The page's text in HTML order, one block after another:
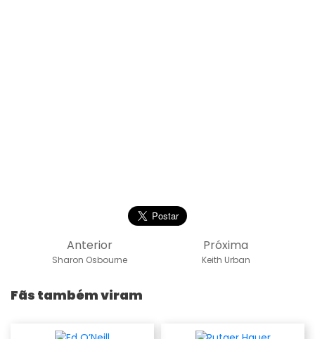
Próxima
Keith Urban
Anterior
Sharon Osbourne
Fãs também viram